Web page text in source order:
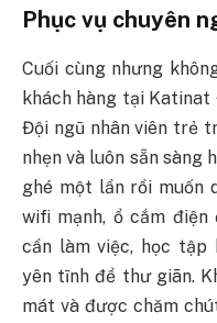
Phục vụ chuyên
Cuối cùng nhưng
khách hàng tại
Đội ngũ nhân viên trẻ
nhẹn và luôn sẵn sàng
ghé một lần rồi muốn
wifi mạnh, ổ cắm
cần làm việc, học
yên tĩnh để thư giãn.
mát và được chăm